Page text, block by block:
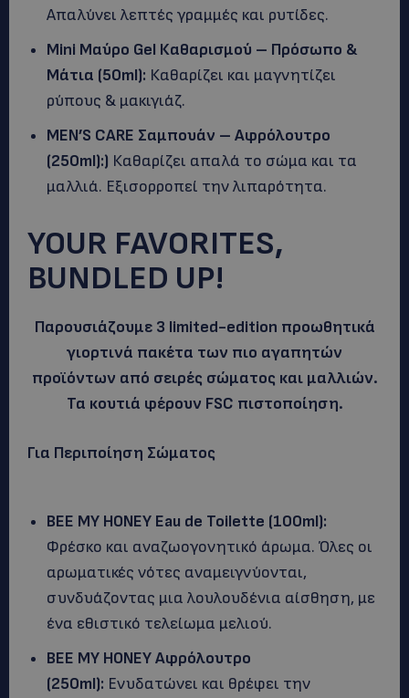
Απαλύνει λεπτές γραμμές και ρυτίδες.
Mini Μαύρο Gel Καθαρισμού – Πρόσωπο &
Μάτια (50ml): Καθαρίζει και μαγνητίζει
ρύπους & μακιγιάζ.
MEN’S CARE Σαμπουάν – Αφρόλουτρο
(250ml):) Καθαρίζει απαλά το σώμα και τα
μαλλιά. Εξισορροπεί την λιπαρότητα.
YOUR FAVORITES,
BUNDLED UP!
Παρουσιάζουμε 3 limited-edition προωθητικά
γιορτινά πακέτα των πιο αγαπητών
προϊόντων από σειρές σώματος και μαλλιών.
Τα κουτιά φέρουν FSC πιστοποίηση.
Για Περιποίηση Σώματος
BEE MY HONEY Eau de Toilette (100ml):
Φρέσκο και αναζωογονητικό άρωμα. Όλες οι
αρωματικές νότες αναμειγνύονται,
συνδυάζοντας μια λουλουδένια αίσθηση, με
ένα εθιστικό τελείωμα μελιού.
BEE MY HONEYΑφρόλουτρο
(250ml): Ενυδατώνει και θρέφει την